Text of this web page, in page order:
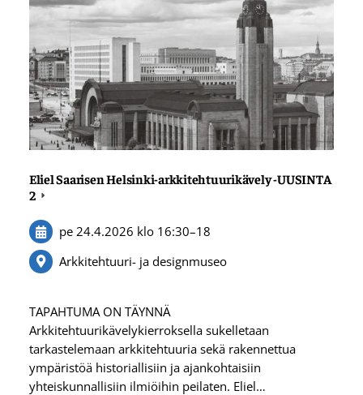
Eliel Saarisen Helsinki-arkkitehtuurikävely -UUSINTA
2
pe 24.4.2026 klo 16:30–18
Arkkitehtuuri- ja designmuseo
TAPAHTUMA ON TÄYNNÄ
Arkkitehtuurikävelykierroksella sukelletaan
tarkastelemaan arkkitehtuuria sekä rakennettua
ympäristöä historiallisiin ja ajankohtaisiin
yhteiskunnallisiin ilmiöihin peilaten. Eliel…